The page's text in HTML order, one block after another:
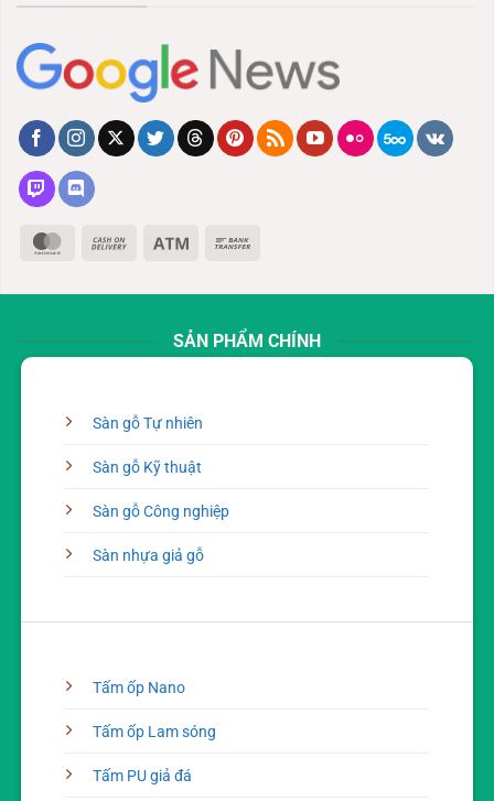
MasterCard
Cash
Delivery
Atm
SẢN PHẨM CHÍNH
Sàn gỗ Tự nhiên
Sàn gỗ Kỹ thuật
Sàn gỗ Công nghiệp
Sàn nhựa giả gỗ
Tấm ốp Nano
Tấm ốp Lam sóng
Tấm PU giả đá